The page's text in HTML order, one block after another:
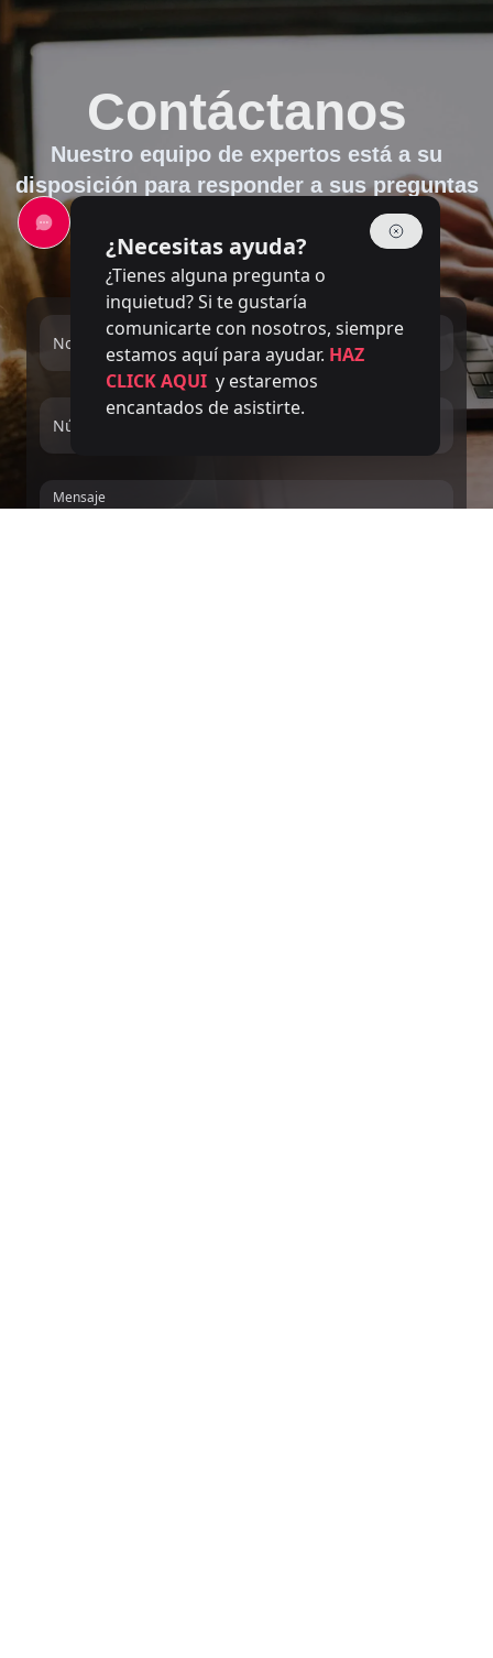
Contáctanos
Nuestro equipo de expertos está a su
disposición para responder a sus preguntas
Nombre completo
Número de teléfono
Mensaje
¿Necesitas ayuda?
¿Tienes alguna pregunta o
inquietud? Si te gustaría
comunicarte con nosotros, siempre
estamos aquí para ayudar. HAZ
CLICK AQUI y estaremos
encantados de asistirte.